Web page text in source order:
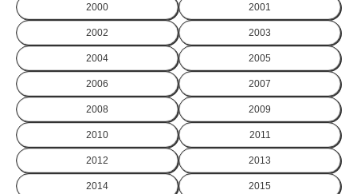
2000 2001
2002 2003
2004 2005
2006 2007
2008 2009
2010 2011
2012 2013
2014 2015